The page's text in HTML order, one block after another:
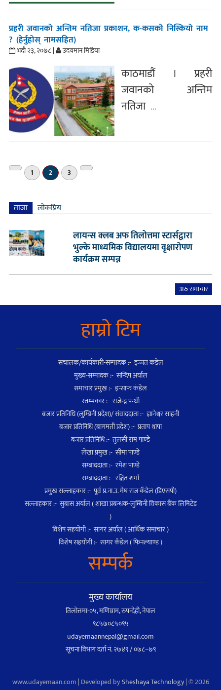
प्रहरी जवानको अन्तिम नतिजा प्रकाशन, क-कसको निस्कियो नाम
? (हेर्नुहोस् नामसहित)
भदौ २३, २०७८ | उदयमान मिडिया
काठमाडौं । प्रहरी
जवानको अन्तिम
नतिजा ...
«
अगाडि
1 2 3
अर्को
ताजा लाेकप्रिय
लायन्स क्लब अफ तिलोत्तमा स्टार्सद्वारा
भुल्के माध्यमिक विद्यालयमा वृक्षारोपण
कार्यक्रम सम्पन्न
अरु समाचार
हाम्राे टिम
संचालक/कार्यकारी-सम्पादक :- इज्जत कंडेल
मुख्य-सम्पादक :- सन्दिप अर्याल
समाचार प्रमुख :- इन्साफ कंडेल
स्तम्भकार :- राजेन्द्र पन्थी
बजार प्रतिनिधि (लुम्बिनी प्रदेश)/ संवाददाता :- ज्ञानेश्वर साहनी
बजार प्रतिनिधि (बागमती प्रदेश) :- प्रताप थापा
बजार प्रतिनिधि :- तुलसी राम पाण्डे
लेखा प्रमुख :- सीमा पाण्डे
सम्बाददाता :- रमेश पाण्डे
सम्बाददाता :- रञ्जित शर्मा
प्रमुख सल्लाहकार :- पूर्व प्र.ना.उ. मेघ राज कँडेल (डिएसपी)
सल्लाहकार :- सुबास अर्याल ( शाखा प्रबन्धक-लुम्बिनी विकास बैंक लिमिटेड
)
विशेष सहयोगी :- सागर अर्याल ( आर्थिक समाचार )
विशेष सहयोगी :- सागर कँडेल ( फिनल्याण्ड )
सम्पर्क
मुख्य कार्यालय
तिलोत्तमा-०५, मणिग्राम, रुपन्देही, नेपाल
९८५७०८५०९५
udayemaannepal@gmail.com
सूचना विभाग दर्ता नं. २७४९ / ०७८–७९
www.udayemaan.com | Developed bySheshaya Technology| © 2026